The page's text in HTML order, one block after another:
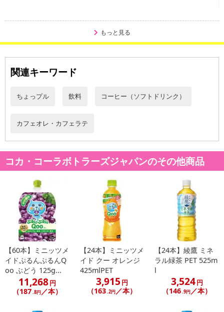
【配送伝票番号について】
※配送形態がメール便の商品については、商品の発送完了後、配送
配送日、配送時間が異なる可能性がございます。
カート機能をご利用の場合は、配送日時指定をご利用いただけませ
ん。
発送日カレンダー
休業日
もっと見る
関連キーワード
ちょっプル 飲料 コーヒー（ソフトドリンク）
カフェオレ・カフェラテ
コカ・コーラボトラーズジャパンのその他商品
【60本】ミニッツメ
イドぷるんぷるんQ
oo ぶどう 125g...
11,268円
（187.8円／本）
【24本】ミニッツメ
イド クー オレンジ
425mlPET
3,915 円
（163.2円 ／本）
【24本】綾鷹 ミネ
ラル緑茶 PET 525m
l
3,524円
（146.9円 ／本）